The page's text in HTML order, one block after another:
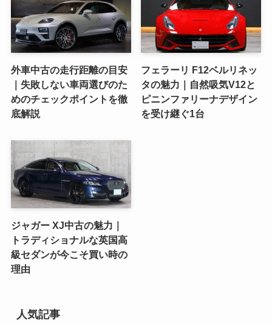
外車中古の走行距離の目安
｜失敗しない車両選びのた
めのチェックポイントを徹
底解説
フェラーリ F12ベルリネッ
タの魅力｜自然吸気V12と
ピニンファリーナデザイン
を受け継ぐ1台
ジャガー XJ中古の魅力｜
トラディショナルな英国高
級セダンが今こそ買い時の
理由
人気記事